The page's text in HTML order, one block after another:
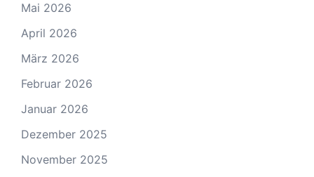
Mai 2026
April 2026
März 2026
Februar 2026
Januar 2026
Dezember 2025
November 2025